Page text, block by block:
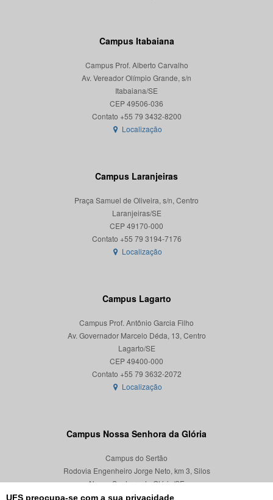
UFS preocupa-se com a sua privacidade
Campus Itabaiana
Campus Prof. Alberto Carvalho
Av. Vereador Olímpio Grande, s/n
Itabaiana/SE
CEP 49506-036
Localização
Campus Laranjeiras
Praça Samuel de Oliveira, s/n, Centro
Laranjeiras/SE
CEP 49170-000
Localização
Campus Lagarto
Campus Prof. Antônio Garcia Filho
Av. Governador Marcelo Déda, 13, Centro
Lagarto/SE
CEP 49400-000
Localização
Campus Nossa Senhora da Glória
Campus do Sertão
Rodovia Engenheiro Jorge Neto, km 3, Silos
Nossa Senhora da Glória/SE
CEP 49680-000